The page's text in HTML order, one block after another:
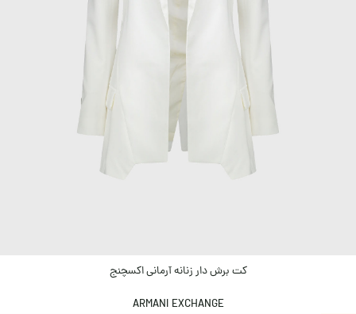
کت برش دار زنانه آرمانی اکسچنج
ARMANI EXCHANGE